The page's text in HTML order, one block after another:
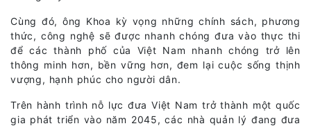
Cùng đó, ông Khoa kỳ vọng những chính sách, phương
thức, công nghệ sẽ được nhanh chóng đưa vào thực thi
để các thành phố của Việt Nam nhanh chóng trở lên
thông minh hơn, bền vững hơn, đem lại cuộc sống thịnh
vượng, hạnh phúc cho người dân.
Trên hành trình nỗ lực đưa Việt Nam trở thành một quốc
gia phát triển vào năm 2045, các nhà quản lý đang đưa